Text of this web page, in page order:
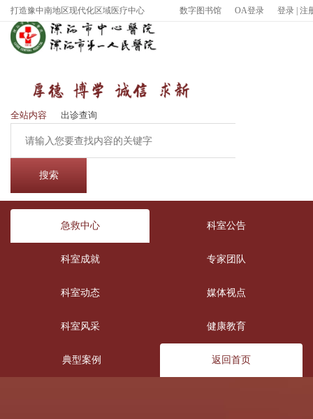
打造豫中南地区现代化区域医疗中心 数字图书馆 OA登录 登录 注
全站内容 出诊查询
急救中心 科室公告
科室成就 专家团队
科室动态 媒体视点
科室风采 健康教育
典型案例 返回首页